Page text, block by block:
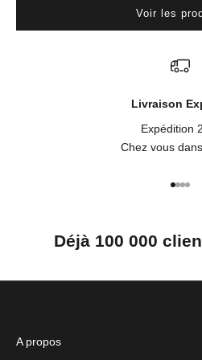
Voir les
Livraison
Expédition
Chez vous
Aller
Aller
Déjà 100 000
A propos